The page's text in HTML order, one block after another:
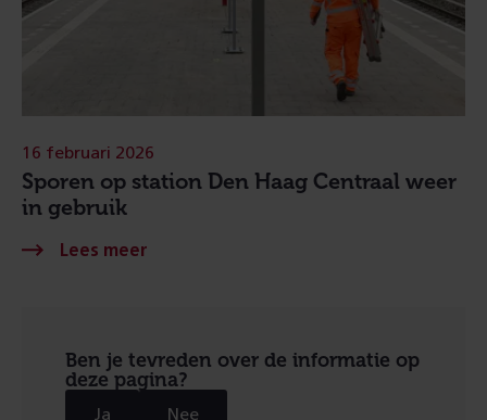
Sporen op station Den Haag Centraal weer
in gebruik
16 februari 2026
Ben je tevreden over de informatie op
deze pagina?
Ja Nee